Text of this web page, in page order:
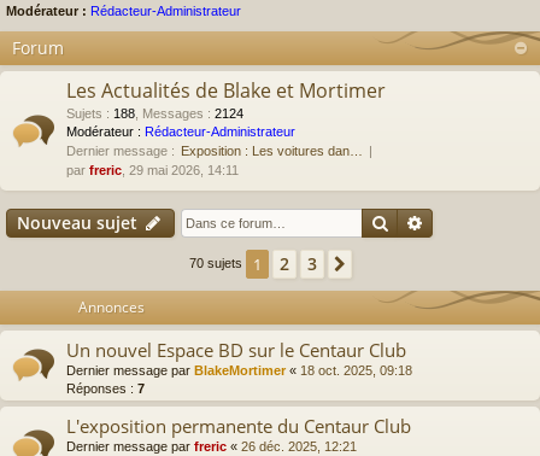
r
r
Modérateur : Rédacteur-Administrateur
Forum
Les Actualités de Blake et Mortimer
Sujets : 188 Messages : 2124
Modérateur : Rédacteur-Administrateur
Dernier message :
Exposition : Les voitures dan…
par freric , 29 mai 2026, 14:11
Nouveau sujet Rechercher
70 sujets 1 2 3
Annonces
Un nouvel Espace BD sur le Centaur Club
Dernier message par BlakeMortimer« 18 oct. 2025, 09:18
Réponses : 7
L'exposition permanente du Centaur Club
Dernier message par freric « 26 déc. 2025, 12:21